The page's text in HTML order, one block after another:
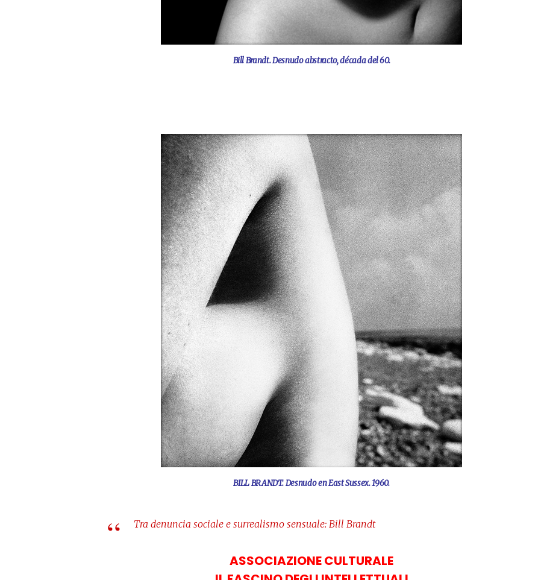
Bill Brandt. Desnudo abstracto, década del 60.
BILL BRANDT. Desnudo en East Sussex. 1960.
Tra denuncia sociale e surrealismo sensuale: Bill Brandt
ASSOCIAZIONE CULTURALE